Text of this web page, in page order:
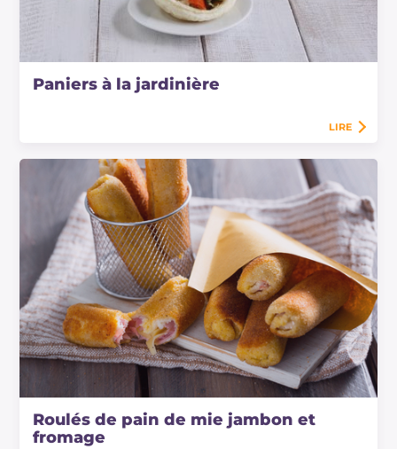
Paniers à la jardinière
LIRE
Roulés de pain de mie jambon et
fromage